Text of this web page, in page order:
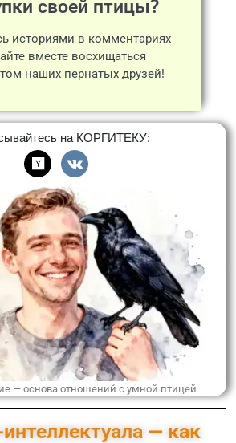
своей птицы?
историями в комментариях
вместе восхищаться
наших пернатых друзей!
на КОРГИТЕКУ:
— основа отношений с умной птицей
— как